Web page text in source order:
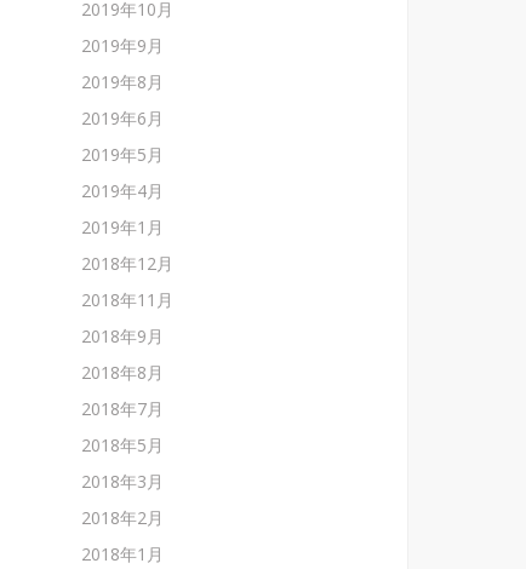
2019年10月
2019年9月
2019年8月
2019年6月
2019年5月
2019年4月
2019年1月
2018年12月
2018年11月
2018年9月
2018年8月
2018年7月
2018年5月
2018年3月
2018年2月
2018年1月